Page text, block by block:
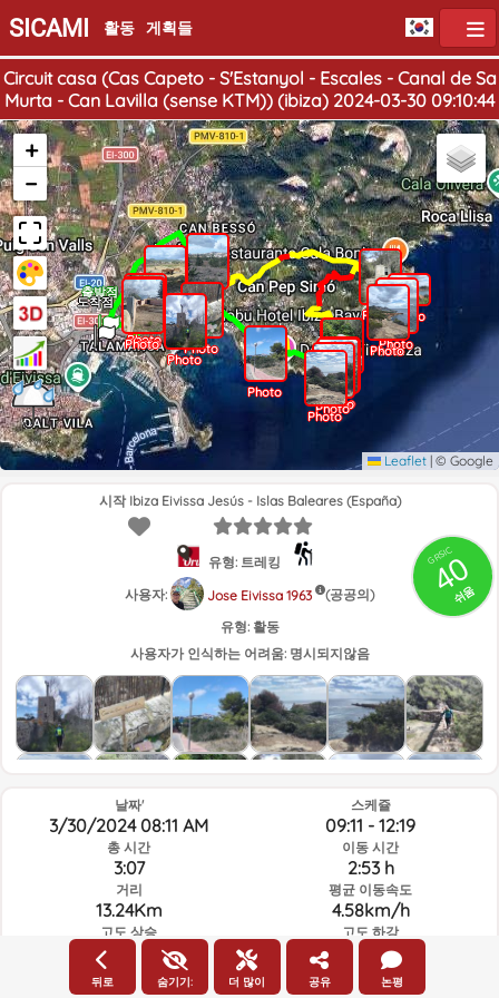
SICAMI 활동 게획들
Circuit casa (Cas Capeto - S'Estanyol - Escales - Canal de Sa
Murta - Can Lavilla (sense KTM)) (ibiza) 2024-03-30 09:10:44
출발점
도착점
Photo
Photo
Photo
Photo
Photo
Photo
Photo
Photo
Photo
PhotoPhoto
Photo
Photo
Photo
Photo
Photo
Photo
Photo
+
−
Leaflet | © Google
GRSIC
40
쉬움
시작 Ibiza Eivissa Jesús - Islas Baleares (España)
유형: 트레킹
사용자:
Jose Eivissa 1963
(공공의)
유형: 활동
사용자가 인식하는 어려움: 명시되지않음
날짜'
3/30/2024 08:11 AM
총 시간
3:07
거리
13.24Km
고도 상승
195.6m
스케쥴
09:11 - 12:19
이동 시간
2:53 h
평균 이동속도
4.58km/h
고도 하강
196.2m
뒤로 숨기기: 더 많이 공유 논평